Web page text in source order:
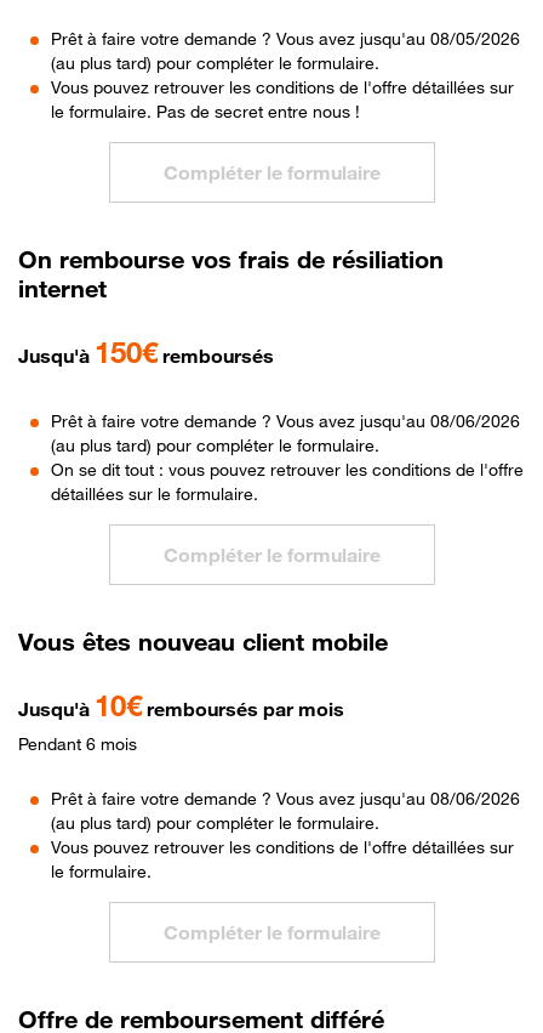
Prêt à faire votre demande ? Vous avez jusqu'au 08/05/2026
(au plus tard) pour compléter le formulaire.
Vous pouvez retrouver les conditions de l'offre détaillées sur
le formulaire. Pas de secret entre nous !
Compléter le formulaire
On rembourse vos frais de résiliation
internet
Jusqu'à 150€ remboursés
Prêt à faire votre demande ? Vous avez jusqu'au 08/06/2026
(au plus tard) pour compléter le formulaire.
On se dit tout : vous pouvez retrouver les conditions de l'offre
détaillées sur le formulaire.
Compléter le formulaire
Vous êtes nouveau client mobile
Jusqu'à 10€ remboursés par mois
Pendant 6 mois
Prêt à faire votre demande ? Vous avez jusqu'au 08/06/2026
(au plus tard) pour compléter le formulaire.
Vous pouvez retrouver les conditions de l'offre détaillées sur
le formulaire.
Compléter le formulaire
Offre de remboursement différé